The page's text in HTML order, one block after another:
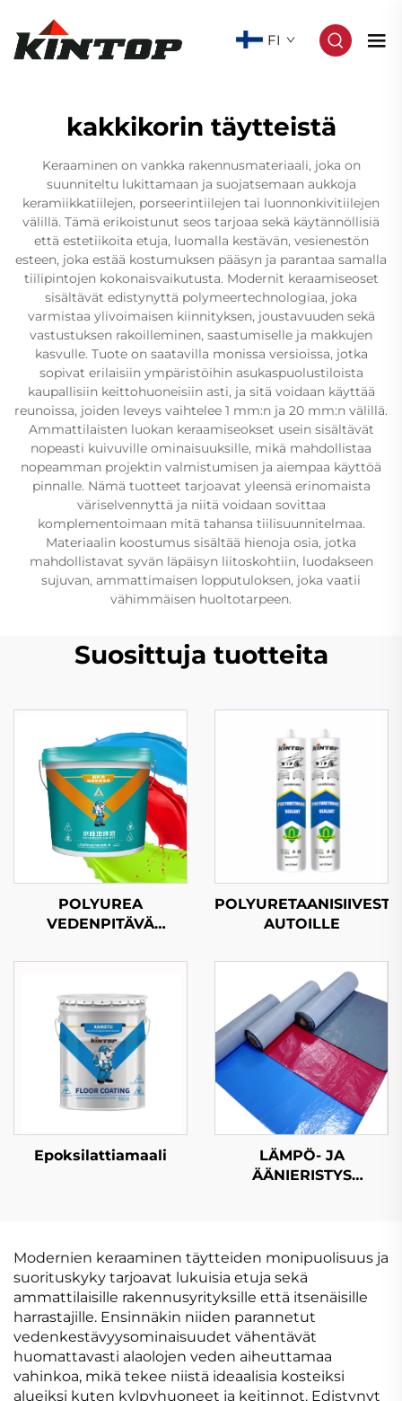
FI
kakkikorin täytteistä
Keraaminen on vankka rakennusmateriaali, joka on
suunniteltu lukittamaan ja suojatsemaan aukkoja
keramiikkatiilejen, porseerintiilejen tai luonnonkivitiilejen
välillä. Tämä erikoistunut seos tarjoaa sekä käytännöllisiä
että estetiikoita etuja, luomalla kestävän, vesienestön
esteen, joka estää kostumuksen pääsyn ja parantaa samalla
tiilipintojen kokonaisvaikutusta. Modernit keraamiseoset
sisältävät edistynyttä polymeertechnologiaa, joka
varmistaa ylivoimaisen kiinnityksen, joustavuuden sekä
vastustuksen rakoilleminen, saastumiselle ja makkujen
kasvulle. Tuote on saatavilla monissa versioissa, jotka
sopivat erilaisiin ympäristöihin asukaspuolustiloista
kaupallisiin keittohuoneisiin asti, ja sitä voidaan käyttää
reunoissa, joiden leveys vaihtelee 1 mm:n ja 20 mm:n välillä.
Ammattilaisten luokan keraamiseokset usein sisältävät
nopeasti kuivuville ominaisuuksille, mikä mahdollistaa
nopeamman projektin valmistumisen ja aiempaa käyttöä
pinnalle. Nämä tuotteet tarjoavat yleensä erinomaista
väriselvennyttä ja niitä voidaan sovittaa
komplementoimaan mitä tahansa tiilisuunnitelmaa.
Materiaalin koostumus sisältää hienoja osia, jotka
mahdollistavat syvän läpäisyn liitoskohtiin, luodakseen
sujuvan, ammattimaisen lopputuloksen, joka vaatii
vähimmäisen huoltotarpeen.
Suosittuja tuotteita
POLYUREA
VEDENPITÄVÄ
POLYURETAANISIIVESTE
AUTOILLE
Epoksilattiamaali
LÄMPÖ- JA
ÄÄNIERISTYS
Modernien keraaminen täytteiden monipuolisuus ja
suorituskyky tarjoavat lukuisia etuja sekä
ammattilaisille rakennusyrityksille että itsenäisille
harrastajille. Ensinnäkin niiden parannetut
vedenkestävyysominaisuudet vähentävät
huomattavasti alaolojen veden aiheuttamaa
vahinkoa, mikä tekee niistä ideaalisia kosteiksi
alueiksi kuten kylpyhuoneet ja keitinnot. Edistynyt